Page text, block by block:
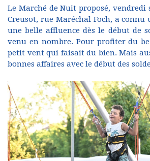
Le Marché de Nuit proposé,
Creusot, rue Maréchal Foch, a connu
une belle affluence dès le début de
venu en nombre. Pour profiter du
petit vent qui faisait du bien. Mais
bonnes affaires avec le début des